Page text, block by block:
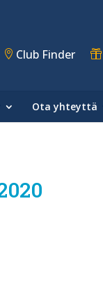
Club Finder
Ota yhteyttä